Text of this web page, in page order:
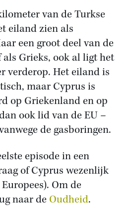
van de Turkse
eiland zien als
een groot deel van de
Grieks, ook al ligt het
verderop. Het eiland is
maar Cyprus is
op Griekenland en op
ook lid van de EU –
de gasboringen.
episode in een
of Cyprus wezenlijk
Om de
naar de Oudheid.